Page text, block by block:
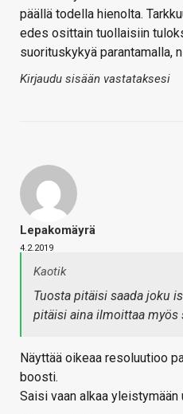
päällä todella hienolta.
edes osittain tuollaisiin
suorituskykyä parantamalla,
Kirjaudu sisään vastataksesi
Lepakomäyrä
4.2.2019
Kaotik
Tuosta pitäisi saada joku
pitäisi aina ilmoittaa myös
Näyttää oikeaa resoluutioo
boosti.
Saisi vaan alkaa yleistymään